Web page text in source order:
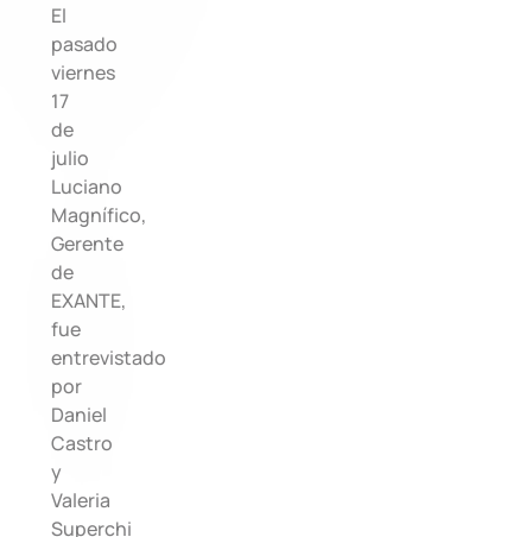
El
pasado
viernes
17
de
julio
Luciano
Magnífico,
Gerente
de
EXANTE,
fue
entrevistado
por
Daniel
Castro
y
Valeria
Superchi